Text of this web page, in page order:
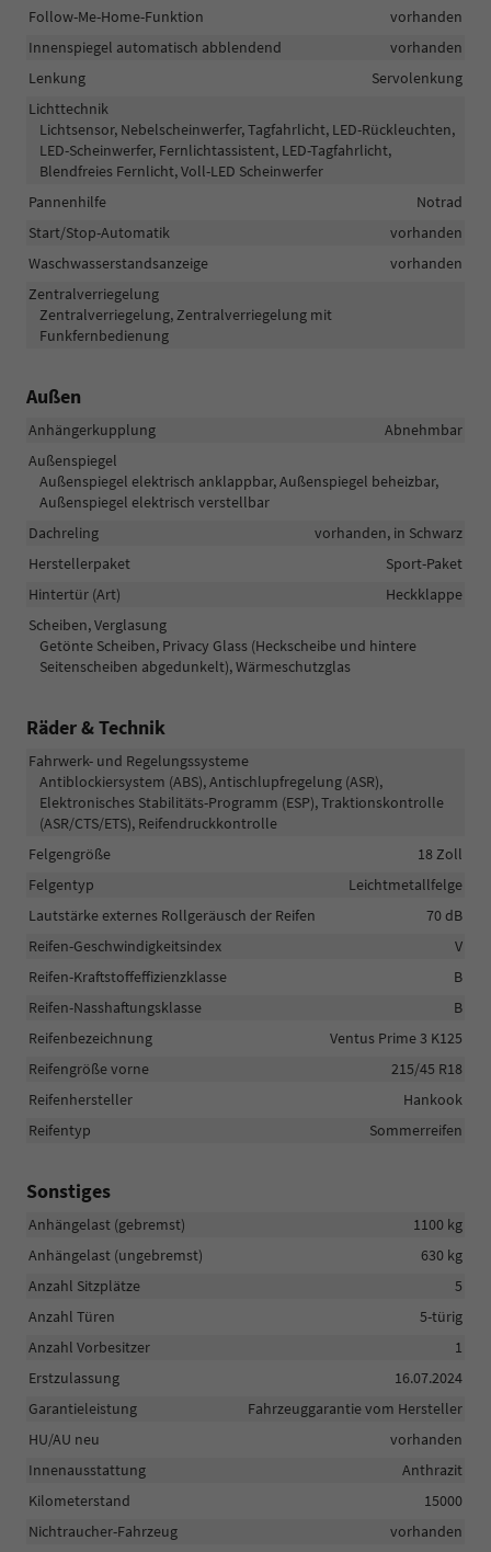
Follow-Me-Home-Funktion
vorhanden
Innenspiegel automatisch abblendend
vorhanden
Lenkung
Servolenkung
Lichttechnik
Lichtsensor, Nebelscheinwerfer, Tagfahrlicht, LED-Rückleuchten,
LED-Scheinwerfer, Fernlichtassistent, LED-Tagfahrlicht,
Blendfreies Fernlicht, Voll-LED Scheinwerfer
Pannenhilfe
Notrad
Start/Stop-Automatik
vorhanden
Waschwasserstandsanzeige
vorhanden
Zentralverriegelung
Zentralverriegelung, Zentralverriegelung mit
Funkfernbedienung
Außen
Anhängerkupplung
Abnehmbar
Außenspiegel
Außenspiegel elektrisch anklappbar, Außenspiegel beheizbar,
Außenspiegel elektrisch verstellbar
Dachreling
vorhanden, in Schwarz
Herstellerpaket
Sport-Paket
Hintertür (Art)
Heckklappe
Scheiben, Verglasung
Getönte Scheiben, Privacy Glass (Heckscheibe und hintere
Seitenscheiben abgedunkelt), Wärmeschutzglas
Räder & Technik
Fahrwerk- und Regelungssysteme
Antiblockiersystem (ABS), Antischlupfregelung (ASR),
Elektronisches Stabilitäts-Programm (ESP), Traktionskontrolle
(ASR/CTS/ETS), Reifendruckkontrolle
Felgengröße
18 Zoll
Felgentyp
Leichtmetallfelge
Lautstärke externes Rollgeräusch der Reifen
70 dB
Reifen-Geschwindigkeitsindex
V
Reifen-Kraftstoffeffizienzklasse
B
Reifen-Nasshaftungsklasse
B
Reifenbezeichnung
Ventus Prime 3 K125
Reifengröße vorne
215/45 R18
Reifenhersteller
Hankook
Reifentyp
Sommerreifen
Sonstiges
Anhängelast (gebremst)
1100 kg
Anhängelast (ungebremst)
630 kg
Anzahl Sitzplätze
5
Anzahl Türen
5-türig
Anzahl Vorbesitzer
1
Erstzulassung
16.07.2024
Garantieleistung
Fahrzeuggarantie vom Hersteller
HU/AU neu
vorhanden
Innenausstattung
Anthrazit
Kilometerstand
15000
Nichtraucher-Fahrzeug
vorhanden